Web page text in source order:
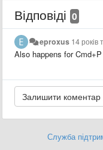
Відповіді 0
eproxus 14 років
Also happens for
Служба